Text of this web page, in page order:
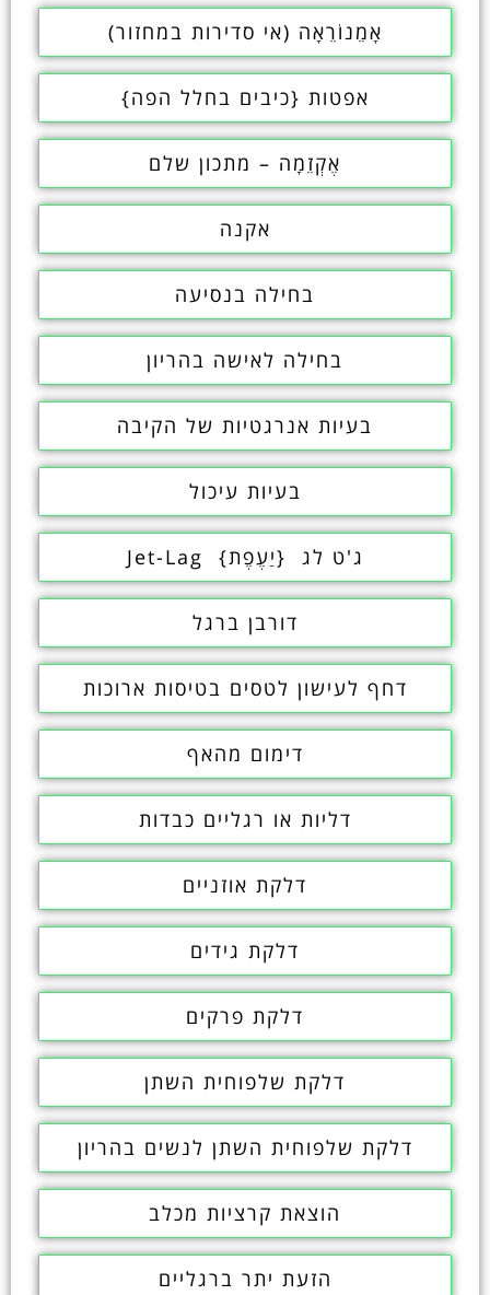
אָמֵנוֹרֵאָה (אי סדירות במחזור)
אפטות {כיבים בחלל הפה}
אֶקְזֵמָה – מתכון שלם
אקנה
בחילה בנסיעה
בחילה לאישה בהריון
בעיות אנרגטיות של הקיבה
בעיות עיכול
ג'ט לג {יַעֶפֶת} Jet-Lag
דורבן ברגל
דחף לעישון לטסים בטיסות ארוכות
דימום מהאף
דליות או רגליים כבדות
דלקת אוזניים
דלקת גידים
דלקת פרקים
דלקת שלפוחית השתן
דלקת שלפוחית השתן לנשים בהריון
הוצאת קרציות מכלב
הזעת יתר ברגליים